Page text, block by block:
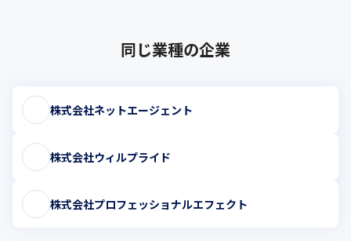
同じ業種の企業
株式会社ネットエージェント
株式会社ウィルプライド
株式会社プロフェッショナルエフェクト